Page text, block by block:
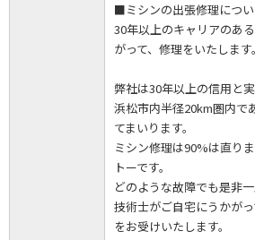
■ミシンの出張修理につ
30年以上のキャリアのあ
がって、修理をいたします。
弊社は30年以上の信用と
浜松市内半径20km圏内で
てまいります。
ミシン修理は90%は直り
トーです。
どのような故障でも是非
技術士がご自宅にうかが
をお受けいたします。